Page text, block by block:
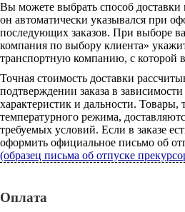
Вы можете выбрать способ
он автоматически указывался при
последующих заказов. При выборе
компания по выбору клиента»
транспортную компанию, с которой
Точная стоимость доставки
подтверждении заказа в
характеристик и дальности. Товары,
температурного режима,
требуемых условий. Если в заказе
оформить официальное письмо об
(образец письма об отпуске
Оплата